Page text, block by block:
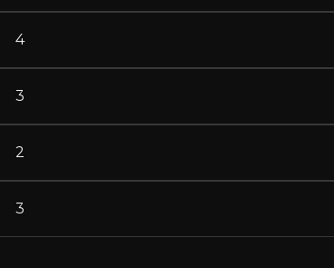
4
3
2
3